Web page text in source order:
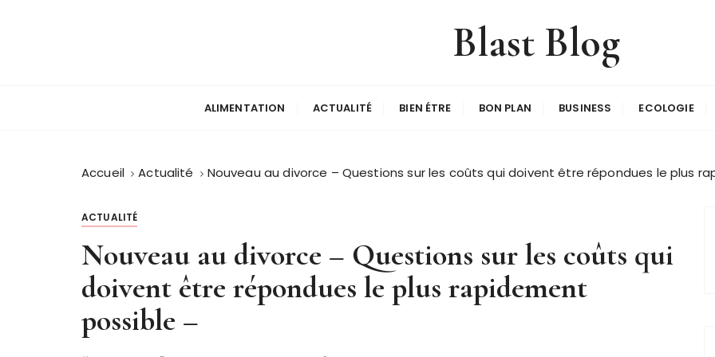
Blast Blog
ALIMENTATION ACTUALITÉ BIEN ÉTRE BON PLAN BUSINESS ECOLOGIE
Accueil Actualité Nouveau au divorce – Questions sur les coûts qui doivent être répondues le plus
ACTUALITÉ
Nouveau au divorce – Questions sur les coûts qui
doivent être répondues le plus rapidement
possible –